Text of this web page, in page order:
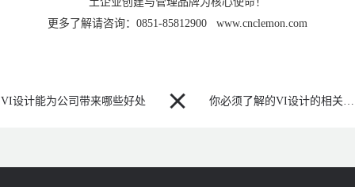
更多了解请咨询：0851-85812900 www.cnclemon.com
VI设计能为公司带来哪些好处 你必须了解的VI设计的相关基础知识
